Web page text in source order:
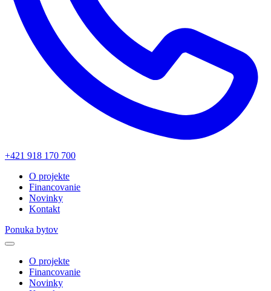
+421 918 170 700
O projekte
Financovanie
Novinky
Kontakt
Ponuka bytov
O projekte
Financovanie
Novinky